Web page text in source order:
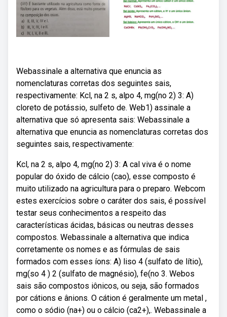
Webassinale a alternativa que enuncia as
nomenclaturas corretas dos seguintes sais,
respectivamente: Kcl, na 2 s, alpo 4, mg(no 2) 3: A)
cloreto de potássio, sulfeto de. Web1) assinale a
alternativa que só apresenta sais: Webassinale a
alternativa que enuncia as nomenclaturas corretas dos
seguintes sais, respectivamente:
Kcl, na 2 s, alpo 4, mg(no 2) 3: A cal viva é o nome
popular do óxido de cálcio (cao), esse composto é
muito utilizado na agricultura para o preparo. Webcom
estes exercícios sobre o caráter dos sais, é possível
testar seus conhecimentos a respeito das
características ácidas, básicas ou neutras desses
compostos. Webassinale a alternativa que indica
corretamente os nomes e as fórmulas de sais
formados com esses íons: A) liso 4 (sulfato de lítio),
mg(so 4 ) 2 (sulfato de magnésio), fe(no 3. Webos
sais são compostos iônicos, ou seja, são formados
por cátions e ânions. O cátion é geralmente um metal ,
como o sódio (na+) ou o cálcio (ca2+),. Webassinale a